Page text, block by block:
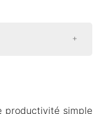
productivité simple